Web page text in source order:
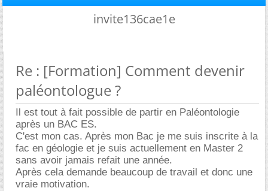
invite136cae1e
Re : [Formation] Comment devenir
paléontologue ?
Il est tout à fait possible de partir en Paléontologie
après un BAC ES.
C'est mon cas. Après mon Bac je me suis inscrite à la
fac en géologie et je suis actuellement en Master 2
sans avoir jamais refait une année.
Après cela demande beaucoup de travail et donc une
vraie motivation.